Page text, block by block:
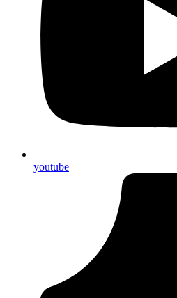
youtube